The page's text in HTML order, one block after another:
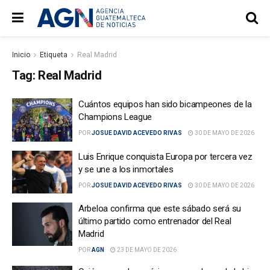
Inicio Etiqueta Real Madrid
Tag: Real Madrid
Cuántos equipos han sido bicampeones de la
Champions League
PORJOSUE DAVID ACEVEDO RIVAS 30 DE MAYO DE 2026
Luis Enrique conquista Europa por tercera vez
y se une a los inmortales
PORJOSUE DAVID ACEVEDO RIVAS 30 DE MAYO DE 2026
Arbeloa confirma que este sábado será su
último partido como entrenador del Real
Madrid
PORAGN 23 DE MAYO DE 2026